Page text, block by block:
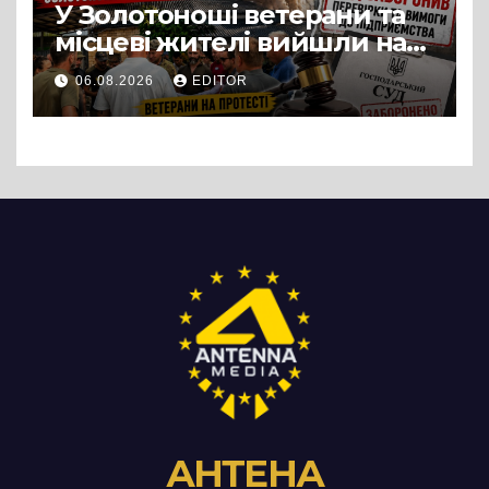
У Золотоноші ветерани та
місцеві жителі вийшли на
протест до стін
підприємства ТОВ «Омега
Три», що займається
06.08.2026 EDITOR
АНТЕНА